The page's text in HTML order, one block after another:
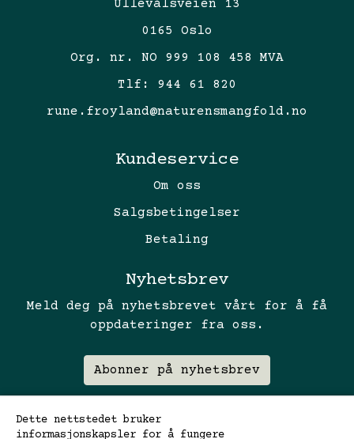
Ullevålsveien 13
0165 Oslo
Org. nr. NO 999 108 458 MVA
Tlf: 944 61 820
rune.froyland@naturensmangfold.no
Kundeservice
Om oss
Salgsbetingelser
Betaling
Nyhetsbrev
Meld deg på nyhetsbrevet vårt for å få
oppdateringer fra oss.
Abonner på nyhetsbrev
Dette nettstedet bruker
informasjonskapsler for å fungere